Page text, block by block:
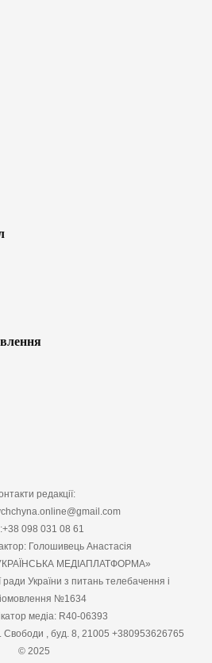
редакції:
098 031 08 61
Голошивець Анастасія
МЕДІАПЛАТФОРМА»
України з питань телебачення і
№1634
медіа: R40-06393
Свободи , буд. 8, 21005 +380953626765
© 2025